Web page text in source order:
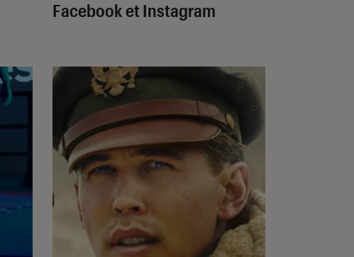
Facebook et Instagram